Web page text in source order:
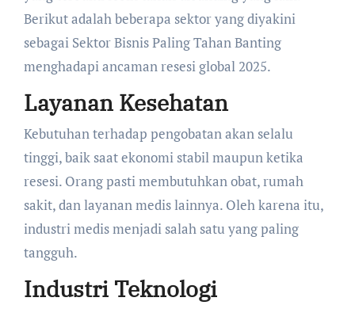
Berikut adalah beberapa sektor yang diyakini
sebagai Sektor Bisnis Paling Tahan Banting
menghadapi ancaman resesi global 2025.
Layanan Kesehatan
Kebutuhan terhadap pengobatan akan selalu
tinggi, baik saat ekonomi stabil maupun ketika
resesi. Orang pasti membutuhkan obat, rumah
sakit, dan layanan medis lainnya. Oleh karena itu,
industri medis menjadi salah satu yang paling
tangguh.
Industri Teknologi